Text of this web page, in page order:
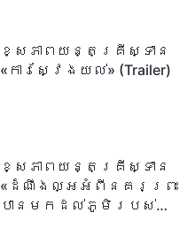
ខ្សែភាពយន្តគ្រីស្ទាន
«ការស្វែងយល់» (Trailer)
ខ្សែភាពយន្តគ្រីស្ទាន
«ដំណឹងល្អអំពីនគរព្រះ
បានមកដល់​ភូមិរបស់